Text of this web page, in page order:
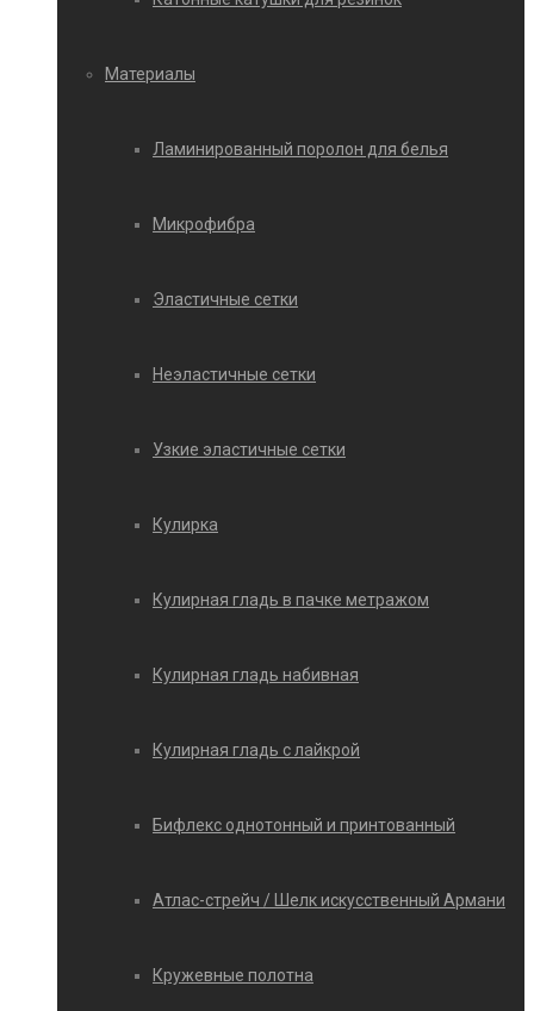
Материалы
Ламинированный поролон для белья
Микрофибра
Эластичные сетки
Неэластичные сетки
Узкие эластичные сетки
Кулирка
Кулирная гладь в пачке метражом
Кулирная гладь набивная
Кулирная гладь с лайкрой
Бифлекс однотонный и принтованный
Атлас-стрейч / Шелк искусственный Армани
Кружевные полотна